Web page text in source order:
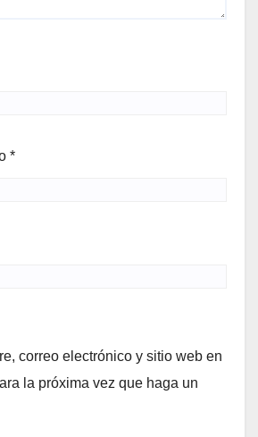
*
correo electrónico y sitio web en
la próxima vez que haga un